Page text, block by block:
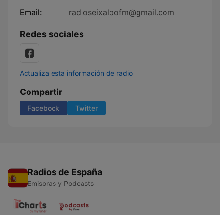
Email:
radioseixalbofm@gmail.com
Redes sociales
Actualiza esta información de radio
Compartir
Facebook Twitter
Radios de España
Emisoras y Podcasts